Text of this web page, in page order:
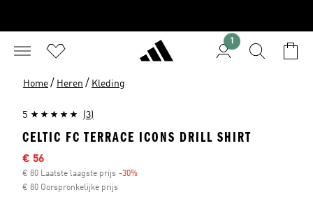
1
Home / Heren / Kleding
5 (3)
CELTIC FC TERRACE ICONS DRILL SHIRT
Afgeprijsde prijs
€ 56
€ 80 Laatste laagste prijs -30%
€ 80 Oorspronkelijke prijs